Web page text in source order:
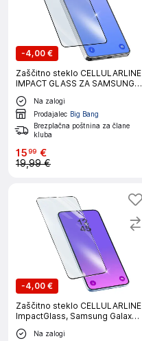
-4,00 €
Zaščitno steklo CELLULARLINE
IMPACT GLASS ZA SAMSUNG
GALAXY S26 ULTRA
Na zalogi
Prodajalec Big Bang
Brezplačna poštnina za člane
kluba
1599 €
19,99 €
-4,00 €
Zaščitno steklo CELLULARLINE
ImpactGlass, Samsung Galaxy
A57
Na zalogi